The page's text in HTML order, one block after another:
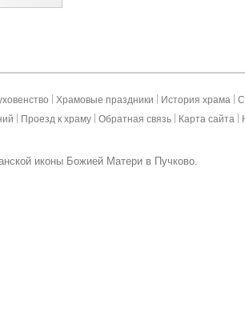
Храмовые праздники История храма
Проезд к храму Обратная связь Карта сайта
иконы Божией Матери в Пучково.